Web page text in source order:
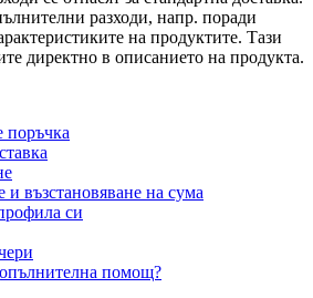
разходи, напр. поради
на продуктите. Тази
директно в описанието на продукта.
поръчка
възстановяване на сума
си
помощ?